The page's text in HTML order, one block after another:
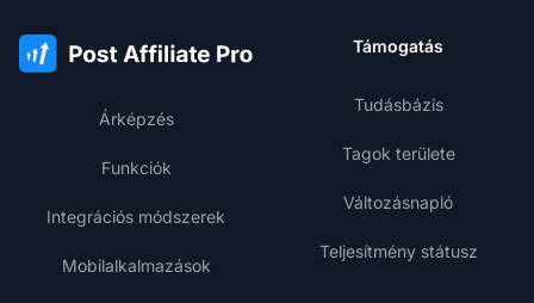
Árképzés
Funkciók
Integrációs módszerek
Mobilalkalmazások
Támogatás
Tudásbázis
Tagok területe
Változásnapló
Teljesítmény státusz